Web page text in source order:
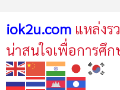
iok2u.com แหล่งร
น่าสนใจเพื่อการศึ